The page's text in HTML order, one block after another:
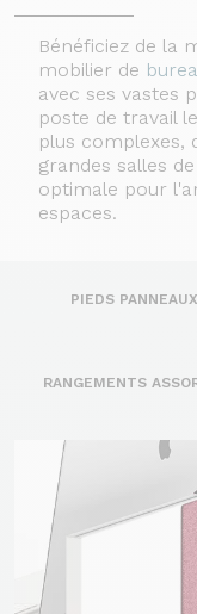
Bénéficiez de la
mobilier de
avec ses vastes
poste de travail
plus complexes,
grandes salles
optimale pour
espaces.
PIEDS PANNEAUX
RANGEMENTS